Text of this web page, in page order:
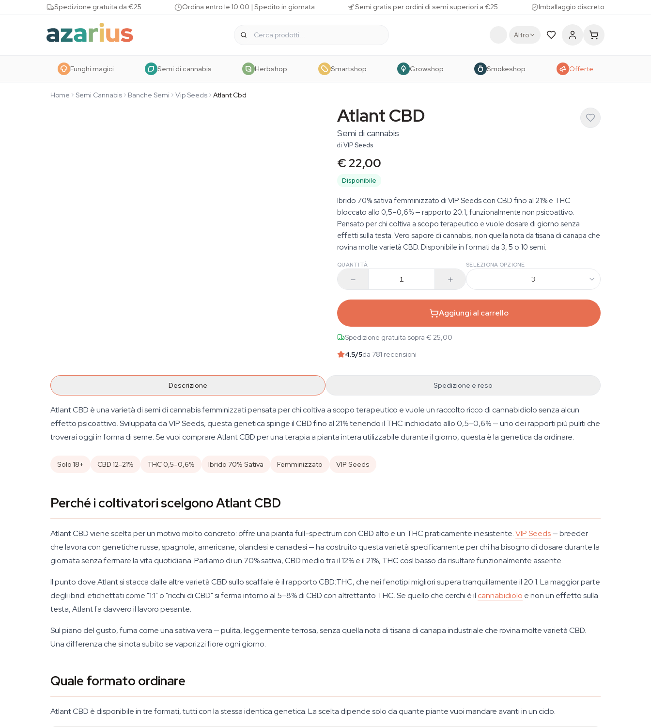
Skip to contentSpedizione gratuita da €25 Ordina entro le 10:00 | Spedito in giornata Semi gratis per ordini di semi superiori a €25 Imballaggio discreto
Altro
Funghi magici Semi di cannabis Herbshop Smartshop Growshop Smokeshop Offerte
Home Semi Cannabis Banche Semi Vip Seeds Atlant Cbd
Atlant CBD
Semi di cannabis
di VIP Seeds
€ 22,00
Disponibile
Ibrido 70% sativa femminizzato di VIP Seeds con CBD fino al 21% e THC
bloccato allo 0,5–0,6% — rapporto 20:1, funzionalmente non psicoattivo.
Pensato per chi coltiva a scopo terapeutico e vuole dosare di giorno senza
effetti sulla testa. Vero sapore di cannabis, non quella nota da tisana di canapa che
rovina molte varietà CBD. Disponibile in formati da 3, 5 o 10 semi.
QUANTITÀ SELEZIONA OPZIONE
3
Aggiungi al carrello
Spedizione gratuita sopra € 25,00
4.5/5da 781 recensioni
Descrizione Spedizione e reso
Atlant CBD è una varietà di semi di cannabis femminizzati pensata per chi coltiva a scopo terapeutico e vuole un raccolto ricco di cannabidiolo senza alcun
effetto psicoattivo. Sviluppata da VIP Seeds, questa genetica spinge il CBD fino al 21% tenendo il THC inchiodato allo 0,5–0,6% — uno dei rapporti più puliti che
troverai oggi in forma di seme. Se vuoi comprare Atlant CBD per una terapia a pianta intera utilizzabile durante il giorno, questa è la genetica da ordinare.
Solo 18+ CBD 12–21% THC 0,5–0,6% Ibrido 70% Sativa Femminizzato VIP Seeds
Perché i coltivatori scelgono Atlant CBD
Atlant CBD viene scelta per un motivo molto concreto: offre una pianta full-spectrum con CBD alto e un THC praticamente inesistente.VIP Seeds— breeder
che lavora con genetiche russe, spagnole, americane, olandesi e canadesi — ha costruito questa varietà specificamente per chi ha bisogno di dosare durante la
giornata senza fermare la vita quotidiana. Parliamo di un 70% sativa, CBD medio tra il 12% e il 21%, THC così basso da risultare funzionalmente assente.
Il punto dove Atlant si stacca dalle altre varietà CBD sullo scaffale è il rapporto CBD:THC, che nei fenotipi migliori supera tranquillamente il 20:1. La maggior parte
degli ibridi etichettati come "1:1" o "ricchi di CBD" si ferma intorno al 5–8% di CBD con altrettanto THC. Se quello che cerchi è il cannabidiolo e non un effetto sulla
testa, Atlant fa davvero il lavoro pesante.
Sul piano del gusto, fuma come una sativa vera — pulita, leggermente terrosa, senza quella nota di tisana di canapa industriale che rovina molte varietà CBD.
Una differenza che si nota subito se vaporizzi fiore ogni giorno.
Quale formato ordinare
Atlant CBD è disponibile in tre formati, tutti con la stessa identica genetica. La scelta dipende solo da quante piante vuoi mandare avanti in un ciclo.